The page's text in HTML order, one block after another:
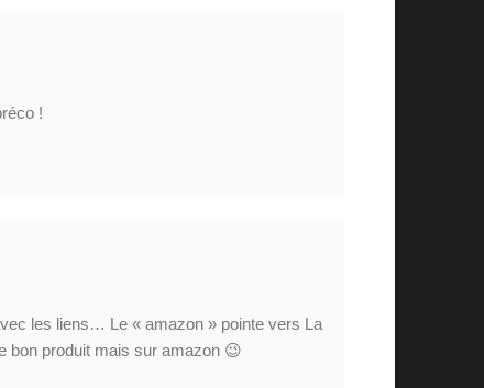
!
les liens… Le « amazon » pointe vers La
bon produit mais sur amazon 😉